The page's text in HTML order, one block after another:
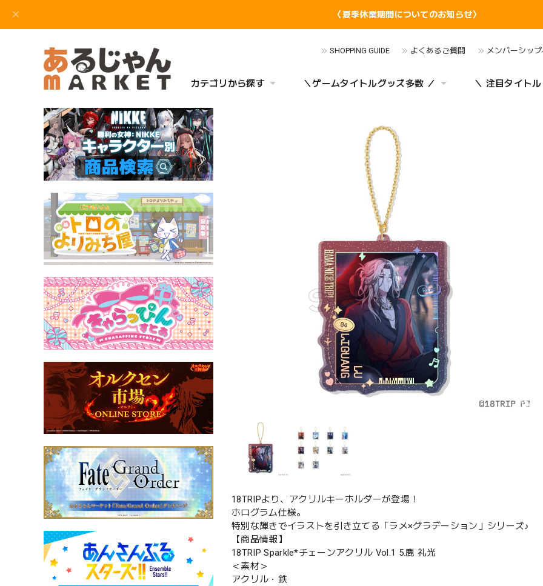
〈夏季休業期間についてのお知らせ〉
SHOPPING GUIDE よくあるご質問 メンバーシッ
カテゴリから探す ＼ゲームタイトルグッズ多数 ／ ＼ 注目タイト
18TRIPより、アクリルキーホルダーが登場！
ホログラム仕様。
特別な輝きでイラストを引き立てる「ラメ×グラデーション」シリーズ♪
【商品情報】
18TRIP Sparkle*チェーンアクリル Vol.1 5.鹿 礼光
＜素材＞
アクリル・鉄